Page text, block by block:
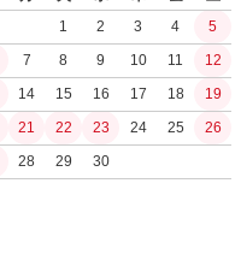
1
2 3 4
5
7 8 9 10 11
12
14 15 16 17 18
19
21 22 23 24 25
26
28 29 30